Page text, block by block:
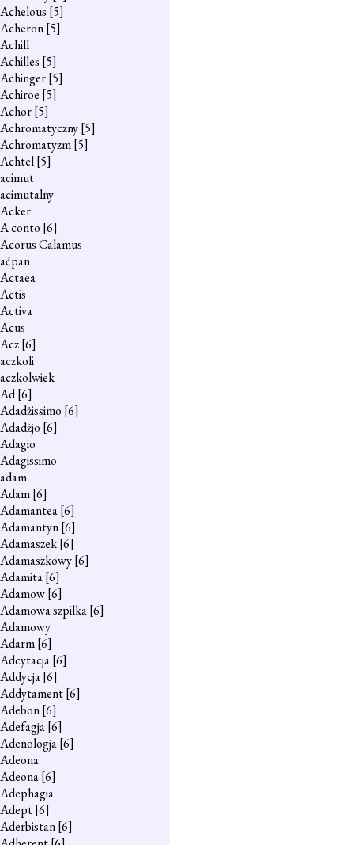
Achelous [5]
Acheron[5]
Achill
Achilles [5]
Achinger[5]
Achiroe [5]
Achor[5]
Achromatyczny[5]
Achromatyzm[5]
Achtel[5]
acimut
acimutalny
Acker
A conto [6]
Acorus Calamus
aćpan
Actaea
Actis
Activa
Acus
Acz[6]
aczkoli
aczkolwiek
Ad[6]
Adadżissimo [6]
Adadżjo [6]
Adagio
Adagissimo
adam
Adam[6]
Adamantea[6]
Adamantyn[6]
Adamaszek[6]
Adamaszkowy[6]
Adamita[6]
Adamow[6]
Adamowa szpilka[6]
Adamowy
Adarm[6]
Adcytacja[6]
Addycja[6]
Addytament[6]
Adebon[6]
Adefagja[6]
Adenologja[6]
Adeona
Adeona[6]
Adephagia
Adept[6]
Aderbistan[6]